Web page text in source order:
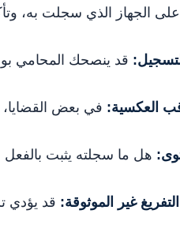
الجهاز الذي سجلت به،
قد ينصحك المحامي
العكسية: في بعض
هل ما سجلته يثبت بالفعل
غير الموثوقة: قد يؤدي